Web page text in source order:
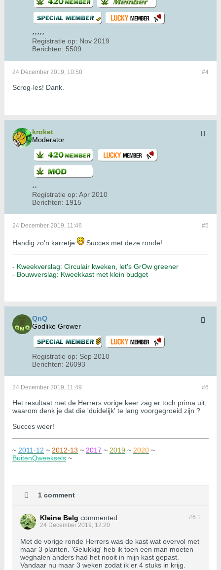
Registratie op: Nov 2019
Berichten: 5509
#4
24 December 2019, 10:50
Scrog-les! Dank.
kroket
Moderator
Registratie op: Apr 2010
Berichten: 1915
#5
24 December 2019, 11:46
Handig zo'n karretje Succes met deze ronde!
- Kweekverslag: Circulair kweken, let's GrOw greener
- Bouwverslag: Kweekkast met klein budget
QnQ
Godlike Grower
Registratie op: Sep 2010
Berichten: 26093
#6
24 December 2019, 11:49
Het resultaat met de Herrers vorige keer zag er toch prima uit,
waarom denk je dat die 'duidelijk' te lang voorgegroeid zijn ?
Succes weer!
~ 2011-12 ~ 2012-13 ~ 2017 ~ 2019 ~ 2020 ~
BuitenQweeksels ~
1 comment
#6.1
Kleine Belg commented
24 December 2019, 12:20
Met de vorige ronde Herrers was de kast wat overvol met
maar 3 planten. 'Gelukkig' heb ik toen een man moeten
weghalen anders had het nooit in mijn kast gepast.
Vandaar nu maar 3 weken zodat ik er 4 stuks in krijg.